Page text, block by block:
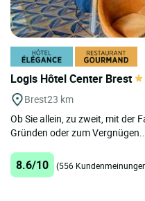
Logis Hôtel Center Brest
Brest23 km
Ob Sie allein, zu zweit, mit der
Gründen oder zum Vergnügen...
8.6/10 (556